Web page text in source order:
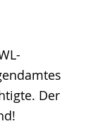
Der